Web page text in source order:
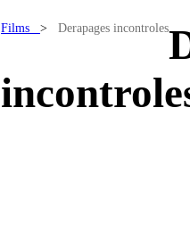
Films > Derapages incontroles